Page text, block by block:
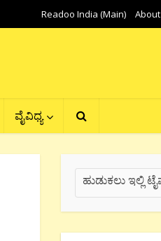
Readoo India (Main)
ವೈವಿಧ್ಯ